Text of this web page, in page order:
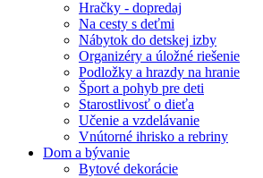
Hračky - dopredaj
Na cesty s deťmi
Nábytok do detskej izby
Organizéry a úložné riešenie
Podložky a hrazdy na hranie
Šport a pohyb pre deti
Starostlivosť o dieťa
Učenie a vzdelávanie
Vnútorné ihrisko a rebriny
Dom a bývanie
Bytové dekorácie